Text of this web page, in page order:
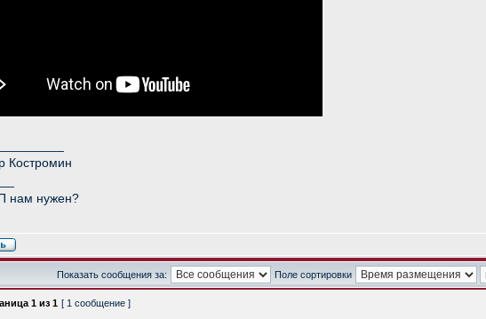
Костромин
нам нужен?
Показать сообщения за: Поле сортировки
1 из 1 [ 1 сообщение ]